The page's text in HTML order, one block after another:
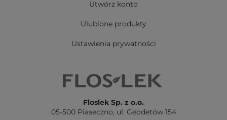
Utwórz konto
Ulubione produkty
Ustawienia prywatności
Floslek Sp. z o.o.
05-500 Piaseczno, ul. Geodetów 154